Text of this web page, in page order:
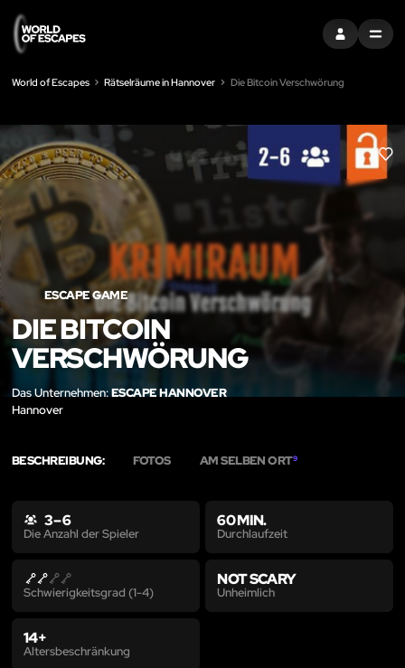
EINTRAGEN
MENU
World of Escapes Rätselräume in Hannover Die Bitcoin Verschwörung
LIKE
ESCAPE GAME
DIE BITCOIN
VERSCHWÖRUNG
Das Unternehmen:ESCAPE HANNOVER
Hannover
BESCHREIBUNG: FOTOS AM SELBEN ORT9
3 – 6
Die Anzahl der Spieler
60 MIN.
Durchlaufzeit
Schwierigkeitsgrad (1-4)
NOT SCARY
Unheimlich
14+
Altersbeschränkung